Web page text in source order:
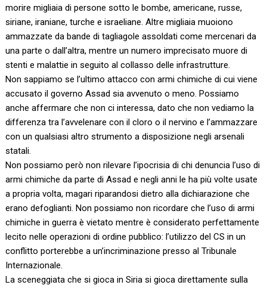
morire migliaia di persone sotto le bombe, americane, russe,
siriane, iraniane, turche e israeliane. Altre migliaia muoiono
ammazzate da bande di tagliagole assoldati come mercenari da
una parte o dall’altra, mentre un numero imprecisato muore di
stenti e malattie in seguito al collasso delle infrastrutture.
Non sappiamo se l’ultimo attacco con armi chimiche di cui viene
accusato il governo Assad sia avvenuto o meno. Possiamo
anche affermare che non ci interessa, dato che non vediamo la
differenza tra l’avvelenare con il cloro o il nervino e l’ammazzare
con un qualsiasi altro strumento a disposizione negli arsenali
statali.
Non possiamo però non rilevare l’ipocrisia di chi denuncia l’uso di
armi chimiche da parte di Assad e negli anni le ha più volte usate
a propria volta, magari riparandosi dietro alla dichiarazione che
erano defoglianti. Non possiamo non ricordare che l’uso di armi
chimiche in guerra è vietato mentre è considerato perfettamente
lecito nelle operazioni di ordine pubblico: l’utilizzo del CS in un
conflitto porterebbe a un’incriminazione presso al Tribunale
Internazionale.
La sceneggiata che si gioca in Siria si gioca direttamente sulla